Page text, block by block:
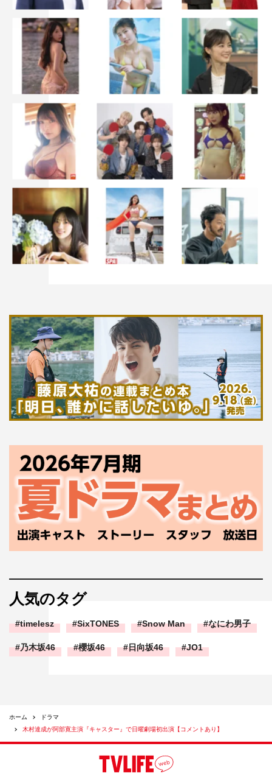
人気のタグ
timelesz SixTONES Snow Man なにわ男子
乃木坂46 櫻坂46 日向坂46 JO1
ホーム
ドラマ
木村達成が阿部寛主演『キャスター』で日曜劇場初出演【コメントあり】